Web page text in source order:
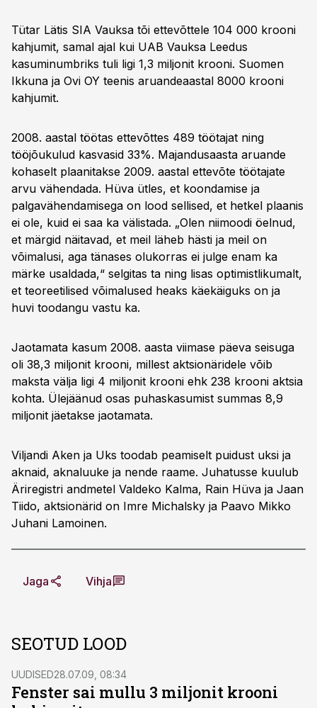
Tütar Lätis SIA Vauksa tõi ettevõttele 104 000 krooni
kahjumit, samal ajal kui UAB Vauksa Leedus
kasuminumbriks tuli ligi 1,3 miljonit krooni. Suomen
Ikkuna ja Ovi OY teenis aruandeaastal 8000 krooni
kahjumit.
2008. aastal töötas ettevõttes 489 töötajat ning
tööjõukulud kasvasid 33%. Majandusaasta aruande
kohaselt plaanitakse 2009. aastal ettevõte töötajate
arvu vähendada. Hüva ütles, et koondamise ja
palgavähendamisega on lood sellised, et hetkel plaanis
ei ole, kuid ei saa ka välistada. „Olen niimoodi öelnud,
et märgid näitavad, et meil läheb hästi ja meil on
võimalusi, aga tänases olukorras ei julge enam ka
märke usaldada,“ selgitas ta ning lisas optimistlikumalt,
et teoreetilised võimalused heaks käekäiguks on ja
huvi toodangu vastu ka.
Jaotamata kasum 2008. aasta viimase päeva seisuga
oli 38,3 miljonit krooni, millest aktsionäridele võib
maksta välja ligi 4 miljonit krooni ehk 238 krooni aktsia
kohta. Ülejäänud osas puhaskasumist summas 8,9
miljonit jäetakse jaotamata.
Viljandi Aken ja Uks toodab peamiselt puidust uksi ja
aknaid, aknaluuke ja nende raame. Juhatusse kuulub
Äriregistri andmetel Valdeko Kalma, Rain Hüva ja Jaan
Tiido, aktsionärid on Imre Michalsky ja Paavo Mikko
Juhani Lamoinen.
Jaga Vihja
SEOTUD LOOD
UUDISED28.07.09, 08:34
Fenster sai mullu 3 miljonit krooni